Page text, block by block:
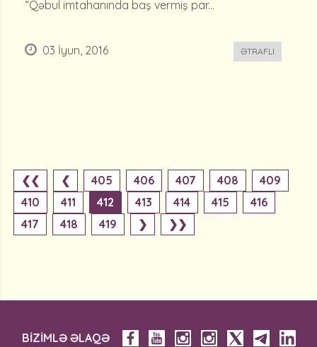
“Qəbul imtahanında baş vermiş par...
03 İyun, 2016 ƏTRAFLI
❮❮ ❮ 405 406 407 408
409
410
411 412 413 414 415
416
417
418 419 ❯ ❯❯
BİZİMLƏ ƏLAQƏ